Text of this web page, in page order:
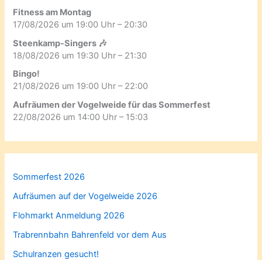
Fitness am Montag
17/08/2026 um 19:00 Uhr – 20:30
Steenkamp-Singers 🎶
18/08/2026 um 19:30 Uhr – 21:30
Bingo!
21/08/2026 um 19:00 Uhr – 22:00
Aufräumen der Vogelweide für das Sommerfest
22/08/2026 um 14:00 Uhr – 15:03
Sommerfest 2026
Aufräumen auf der Vogelweide 2026
Flohmarkt Anmeldung 2026
Trabrennbahn Bahrenfeld vor dem Aus
Schulranzen gesucht!